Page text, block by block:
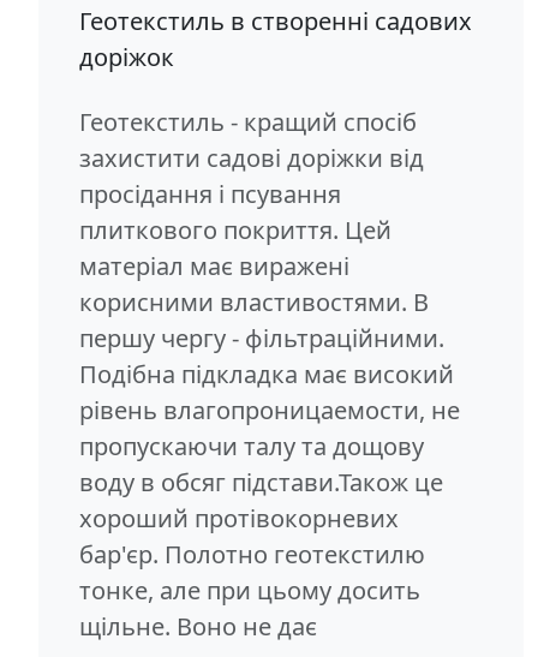
Геотекстиль в створенні садових
доріжок
Геотекстиль - кращий спосіб
захистити садові доріжки від
просідання і псування
плиткового покриття. Цей
матеріал має виражені
корисними властивостями. В
першу чергу - фільтраційними.
Подібна підкладка має високий
рівень влагопроницаемости, не
пропускаючи талу та дощову
воду в обсяг підстави.Також це
хороший протівокорневих
бар'єр. Полотно геотекстилю
тонке, але при цьому досить
щільне. Воно не дає